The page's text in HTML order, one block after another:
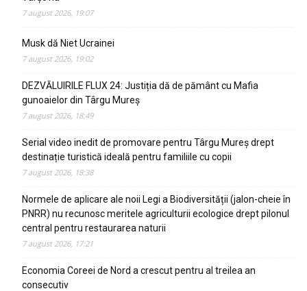
7 august 2026, 19:07
Musk dă Niet Ucrainei
7 august 2026, 19:02
DEZVĂLUIRILE FLUX 24: Justiția dă de pământ cu Mafia
gunoaielor din Târgu Mureș
7 august 2026, 18:49
Serial video inedit de promovare pentru Târgu Mureș drept
destinație turistică ideală pentru familiile cu copii
7 august 2026, 18:38
Normele de aplicare ale noii Legi a Biodiversității (jalon-cheie în
PNRR) nu recunosc meritele agriculturii ecologice drept pilonul
central pentru restaurarea naturii
7 august 2026, 17:21
Economia Coreei de Nord a crescut pentru al treilea an
consecutiv